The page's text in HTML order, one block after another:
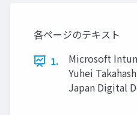
各ページのテキスト
1.
Microsoft
Yuhei
Japan Digital